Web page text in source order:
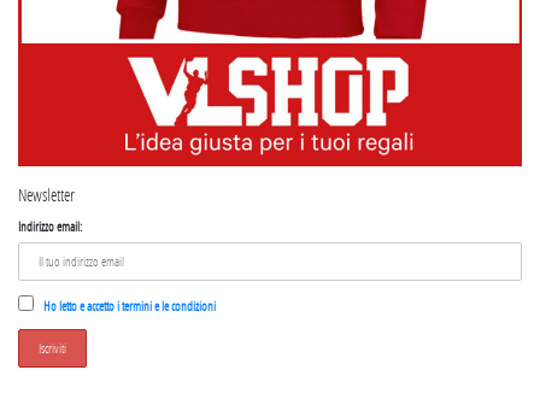
Newsletter
Indirizzo email:
Ho letto e accetto i termini e le condizioni